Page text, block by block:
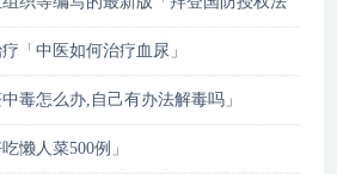
「中医如何治疗血尿」
毒怎么办,自己有办法解毒吗」
懒人菜500例」